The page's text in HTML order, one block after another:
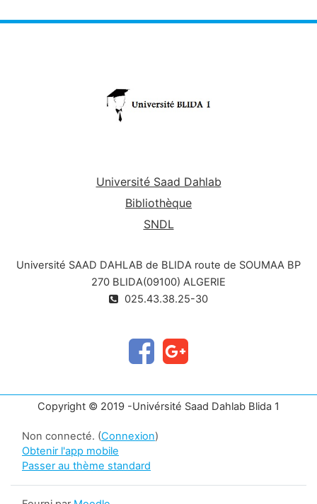
Université Saad Dahlab
Bibliothèque
SNDL
Université SAAD DAHLAB de BLIDA route de SOUMAA BP
270 BLIDA(09100) ALGERIE
025.43.38.25-30
Copyright © 2019 -Univérsité Saad Dahlab Blida 1
Non connecté. (Connexion)
Obtenir l'app mobile
Passer au thème standard